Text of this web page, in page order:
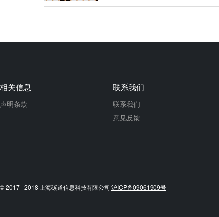
相关信息
声明条款
联系我们
联系我们
意见反馈
© 2017 - 2018 上海碳道信息科技有限公司 沪ICP备09061909号